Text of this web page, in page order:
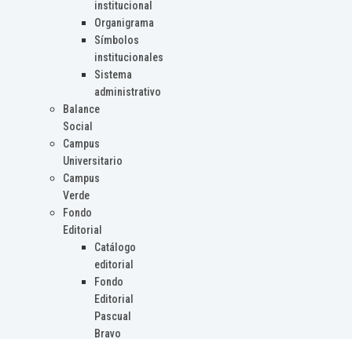
institucional
Organigrama
Símbolos
institucionales
Sistema
administrativo
Balance
Social
Campus
Universitario
Campus
Verde
Fondo
Editorial
Catálogo
editorial
Fondo
Editorial
Pascual
Bravo